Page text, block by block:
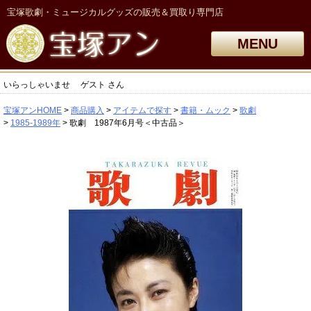
宝塚歌劇・ミュージカルグッズの販売＆買取り専門店
MENU
いらっしゃいませ ゲスト さん
宝塚アンHOME 商品購入 アイテムで探す 書籍・ムック
歌劇
1985-1989年
歌劇 1987年6月号＜中古品＞